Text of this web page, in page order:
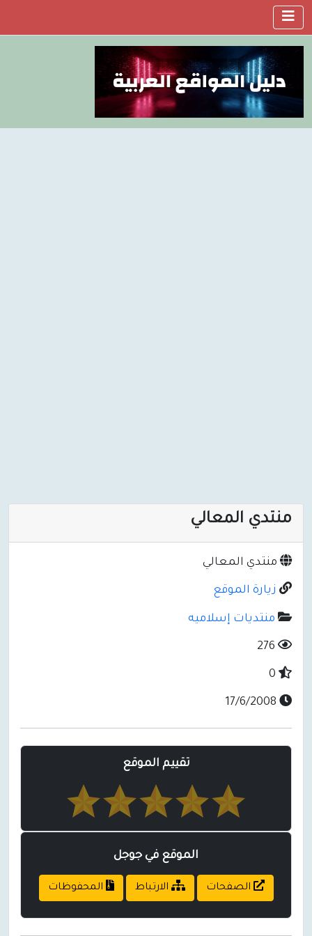
منتدي المعالي
منتدي المعالي
زيارة الموقع
منتديات إسلاميه
تقييم الموقع
الموقع في جوجل
الصفحات الارتباط المحفوظات